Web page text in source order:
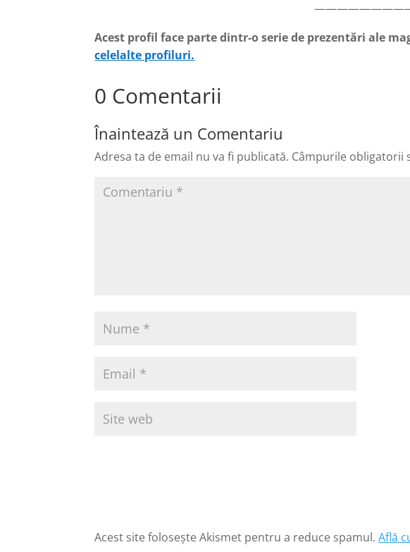
Acest profil face parte dintr-o serie de prezentări ale
celelalte profiluri.
0 Comentarii
Înaintează un Comentariu
Adresa ta de email nu va fi publicată. Câmpurile obligatorii
Acest site folosește Akismet pentru a reduce spamul.Află